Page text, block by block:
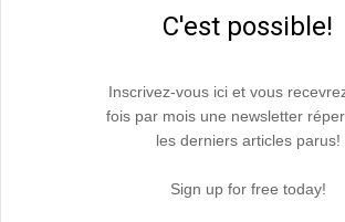
C'est possible!
Inscrivez-vous ici et vous
fois par mois une newsletter
les derniers articles parus!
Sign up for free today!